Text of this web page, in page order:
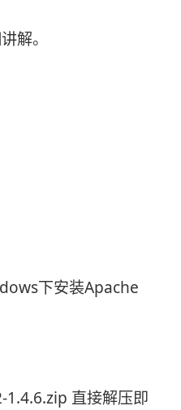
解。
下安装Apache
直接解压即